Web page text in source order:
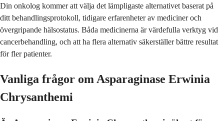
Din onkolog kommer att välja det lämpligaste alternativet baserat på
ditt behandlingsprotokoll, tidigare erfarenheter av mediciner och
övergripande hälsostatus. Båda medicinerna är värdefulla verktyg vid
cancerbehandling, och att ha flera alternativ säkerställer bättre resultat
för fler patienter.
Vanliga frågor om Asparaginase Erwinia
Chrysanthemi